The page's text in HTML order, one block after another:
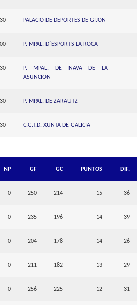
PALACIO DE DEPORTES DE GIJON
P. MPAL. D´ESPORTS LA ROCA
P. MPAL. DE NAVA DE LA
ASUNCION
P. MPAL. DE ZARAUTZ
C.G.T.D. XUNTA DE GALICIA
NP GF GC PUNTOS DIF.
0 250 214 15 36
0 235 196 14 39
0 204 178 14 26
0 211 182 13 29
0 256 225 12 31